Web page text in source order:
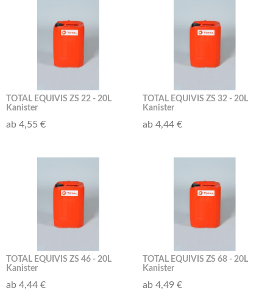
TOTAL EQUIVIS ZS 22 - 20L
Kanister
ab 4,55 €
TOTAL EQUIVIS ZS 32 - 20L
Kanister
ab 4,44 €
TOTAL EQUIVIS ZS 46 - 20L
Kanister
ab 4,44 €
TOTAL EQUIVIS ZS 68 - 20L
Kanister
ab 4,49 €